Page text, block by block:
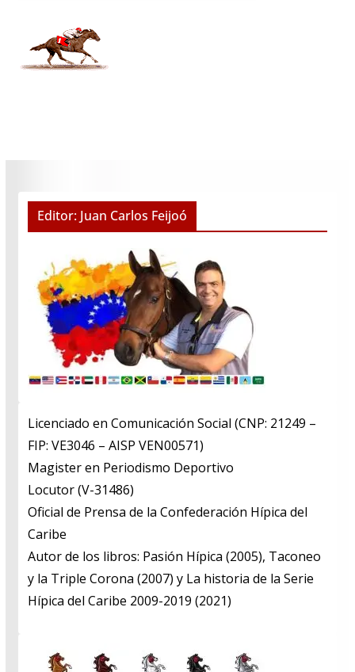
Editor: Juan Carlos Feijoó
Licenciado en Comunicación Social (CNP: 21249 –
FIP: VE3046 – AISP VEN00571)
​Magister en Periodismo Deportivo
​Locutor (V-31486)
​Oficial de Prensa de la Confederación Hípica del
Caribe
​Autor de los libros: Pasión Hípica (2005), Taconeo
y la Triple Corona (2007) y La historia de la Serie
Hípica del Caribe 2009-2019 (2021)